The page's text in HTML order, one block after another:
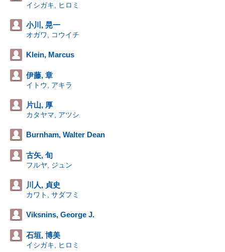
イシガキ, ヒロミ
小川, 晃一
オガワ, コウイチ
Klein, Marcus
伊藤, 章
イトウ, アキラ
片山, 厚
カタヤマ, アツシ
Burnham, Walter Dean
古矢, 旬
フルヤ, ジュン
川人, 貞史
カワト, サダフミ
Viksnins, George J.
石垣, 博美
イシガキ, ヒロミ